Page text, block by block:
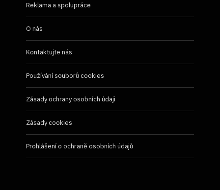
Reklama a spolupráce
O nás
Kontaktujte nás
Používání souborů cookies
Zásady ochrany osobních údaji
Zásady cookies
Prohlášení o ochraně osobních údajů